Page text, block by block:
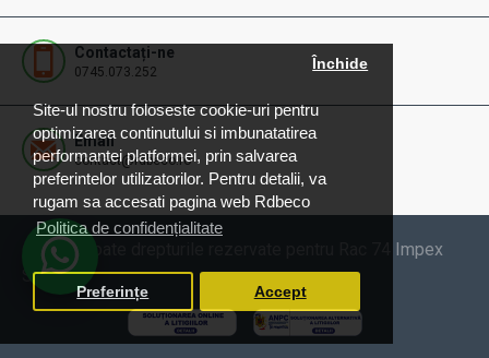
Site-ul nostru foloseste cookie-uri pentru
optimizarea continutului si imbunatatirea
performantei platformei, prin salvarea
preferintelor utilizatorilor. Pentru detalii, va
rugam sa accesati pagina web Rdbeco
Politica de confidențialitate
Închide
Preferințe Accept
Contactați-ne
0745.073.252
Email
contact@rdbeco.ro
© 2025 Toate drepturile rezervate pentru Rac 74 Impex
SRL